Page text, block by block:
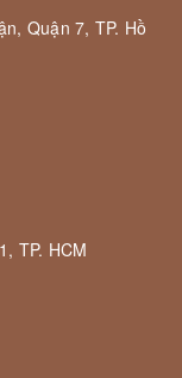
Quận 7, TP. Hồ
TP. HCM